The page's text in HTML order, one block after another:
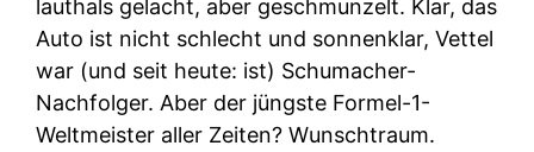
lauthals gelacht, aber geschmunzelt. Klar, das
Auto ist nicht schlecht und sonnenklar, Vettel
war (und seit heute: ist) Schumacher-
Nachfolger. Aber der jüngste Formel-1-
Weltmeister aller Zeiten? Wunschtraum.